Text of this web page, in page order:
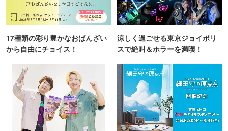
17種類の彩り豊かなおばんざい
から自由にチョイス！
涼しく過ごせる東京ジョイポリ
スで絶叫＆ホラーを満喫！